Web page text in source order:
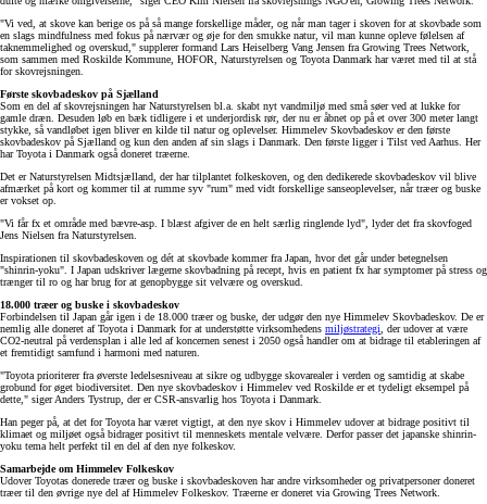
"Vi ved, at skove kan berige os på så mange forskellige måder, og når man tager i skoven for at skovbade som
en slags mindfulness med fokus på nærvær og øje for den smukke natur, vil man kunne opleve følelsen af
taknemmelighed og overskud," supplerer formand Lars Heiselberg Vang Jensen fra Growing Trees Network,
som sammen med Roskilde Kommune, HOFOR, Naturstyrelsen og Toyota Danmark har været med til at stå
for skovrejsningen.
Første skovbadeskov på Sjælland
Som en del af skovrejsningen har Naturstyrelsen bl.a. skabt nyt vandmiljø med små søer ved at lukke for
gamle dræn. Desuden løb en bæk tidligere i et underjordisk rør, der nu er åbnet op på et over 300 meter langt
stykke, så vandløbet igen bliver en kilde til natur og oplevelser. Himmelev Skovbadeskov er den første
skovbadeskov på Sjælland og kun den anden af sin slags i Danmark. Den første ligger i Tilst ved Aarhus. Her
har Toyota i Danmark også doneret træerne.
Det er Naturstyrelsen Midtsjælland, der har tilplantet folkeskoven, og den dedikerede skovbadeskov vil blive
afmærket på kort og kommer til at rumme syv "rum" med vidt forskellige sanseoplevelser, når træer og buske
er vokset op.
"Vi får fx et område med bævre-asp. I blæst afgiver de en helt særlig ringlende lyd", lyder det fra skovfoged
Jens Nielsen fra Naturstyrelsen.
Inspirationen til skovbadeskoven og dét at skovbade kommer fra Japan, hvor det går under betegnelsen
"shinrin-yoku". I Japan udskriver lægerne skovbadning på recept, hvis en patient fx har symptomer på stress og
trænger til ro og har brug for at genopbygge sit velvære og overskud.
18.000 træer og buske i skovbadeskov
Forbindelsen til Japan går igen i de 18.000 træer og buske, der udgør den nye Himmelev Skovbadeskov. De er
nemlig alle doneret af Toyota i Danmark for at understøtte virksomhedens miljøstrategi , der udover at være
CO2-neutral på verdensplan i alle led af koncernen senest i 2050 også handler om at bidrage til etableringen af
et fremtidigt samfund i harmoni med naturen.
"Toyota prioriterer fra øverste ledelsesniveau at sikre og udbygge skovarealer i verden og samtidig at skabe
grobund for øget biodiversitet. Den nye skovbadeskov i Himmelev ved Roskilde er et tydeligt eksempel på
dette," siger Anders Tystrup, der er CSR-ansvarlig hos Toyota i Danmark.
Han peger på, at det for Toyota har været vigtigt, at den nye skov i Himmelev udover at bidrage positivt til
klimaet og miljøet også bidrager positivt til menneskets mentale velvære. Derfor passer det japanske shinrin-
yoku tema helt perfekt til en del af den nye folkeskov.
Samarbejde om Himmelev Folkeskov
Udover Toyotas donerede træer og buske i skovbadeskoven har andre virksomheder og privatpersoner doneret
træer til den øvrige nye del af Himmelev Folkeskov. Træerne er doneret via Growing Trees Network.